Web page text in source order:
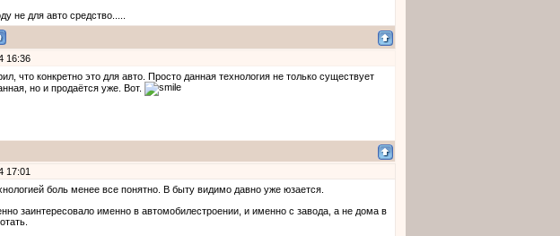
не для авто средство.....
16:36
что конкретно это для авто. Просто данная технология не только существует
но и продаётся уже. Вот.
17:01
боль менее все понятно. В быту видимо давно уже юзается.
заинтересовало именно в автомобилестроении, и именно с завода, а не дома в